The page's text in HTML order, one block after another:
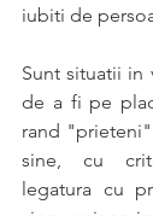
iubiti de
Sunt situatii in
de a fi pe
rand
sine, cu
legatura cu